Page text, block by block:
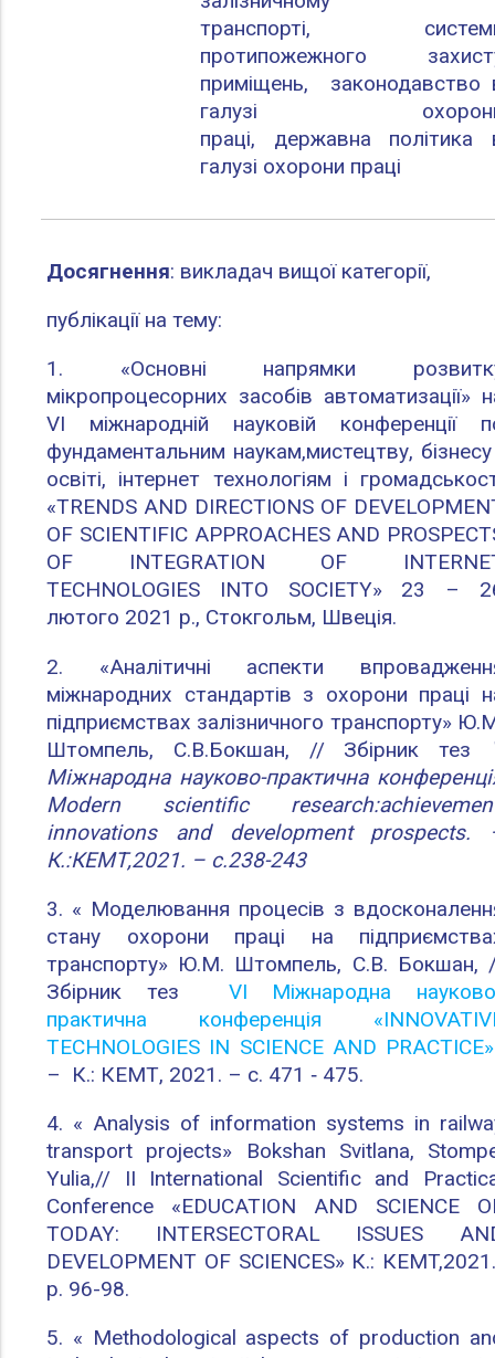
транспорті,
протипожежного
приміщень,
законодавство
галузі
праці,
державна політика
галузі охорони праці
Досягнення: викладач вищої категорії,
публікації на тему:
1. «Основні напрямки
мікропроцесорних засобів автоматизації»
VI міжнародній науковій конференції
фундаментальним наукам,мистецтву, бізнесу
освіті, інтернет технологіям і
«TRENDS AND DIRECTIONS OF
OF SCIENTIFIC APPROACHES AND
OF INTEGRATION OF
TECHNOLOGIES INTO SOCIETY» 23 –
лютого 2021 р., Стокгольм, Швеція.
2. «Аналітичні аспекти
міжнародних стандартів з охорони праці
підприємствах залізничного транспорту»
Штомпель, С.В.Бокшан, // Збірник тез
Міжнародна науково-практична
Modern
scientific research:
innovations
and development prospects.
К.:КЕМТ,2021. – с.238-243
3. « Моделювання процесів з
стану охорони праці на
транспорту» Ю.М. Штомпель, С.В. Бокшан,
Збірник тез
VI Міжнародна
практична конференція
TECHNOLOGIES IN SCIENCE AND PRACTICE»
– К.: КЕМТ, 2021. – с. 471 ‑ 475.
4. « Analysis of information systems in
transport projects» Bokshan Svitlana,
Yulia,// II International Scientific and
Conference «EDUCATION AND SCIENCE
TODAY: INTERSECTORAL ISSUES
DEVELOPMENT OF SCIENCES» К.:
p. 96-98.
5. « Methodological aspects of production